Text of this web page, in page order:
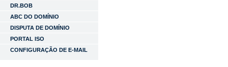
DR.BOB
ABC DO DOMÍNIO
DISPUTA DE DOMÍNIO
PORTAL ISO
CONFIGURAÇÃO DE E-MAIL